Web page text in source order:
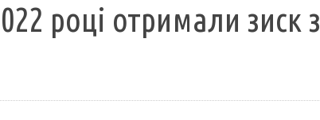
році отримали зиск з